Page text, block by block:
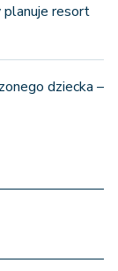
planuje resort
dziecka –